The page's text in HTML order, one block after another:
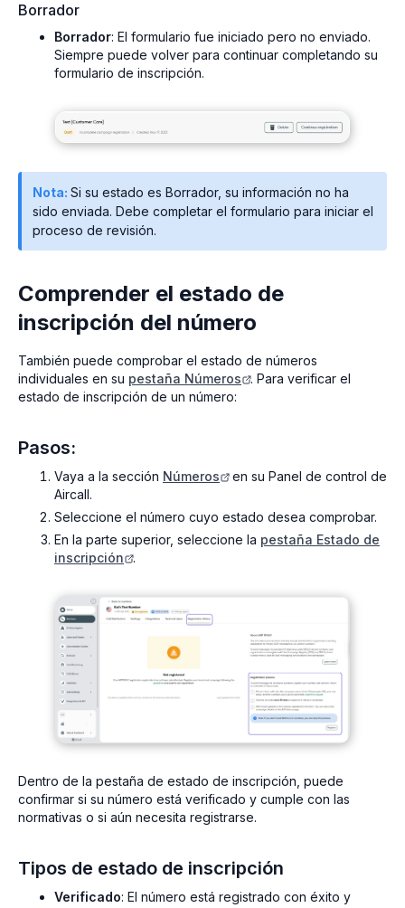
Borrador
Borrador: El formulario fue iniciado pero no enviado.
Siempre puede volver para continuar completando su
formulario de inscripción.
Nota: Si su estado es Borrador, su información no ha
sido enviada. Debe completar el formulario para iniciar el
proceso de revisión.
Comprender el estado de
inscripción del número
También puede comprobar el estado de números
individuales en su pestaña Números
. Para verificar el
estado de inscripción de un número:
Pasos:
Vaya a la sección Números
en su Panel de control de
Aircall.
Seleccione el número cuyo estado desea comprobar.
En la parte superior, seleccione la pestaña Estado de
inscripción
.
Dentro de la pestaña de estado de inscripción, puede
confirmar si su número está verificado y cumple con las
normativas o si aún necesita registrarse.
Tipos de estado de inscripción
Verificado: El número está registrado con éxito y